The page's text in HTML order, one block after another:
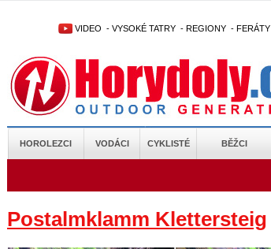
VIDEO - VYSOKÉ TATRY - REGIONY - FERÁTY
HOROLEZCI VODÁCI CYKLISTÉ BĚŽCI
Postalmklamm Klettersteig